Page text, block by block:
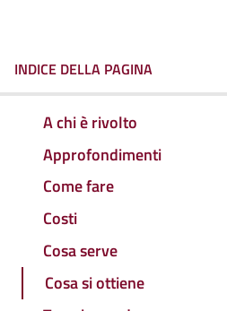
INDICE DELLA PAGINA
A chi è rivolto
Approfondimenti
Come fare
Costi
Cosa serve
Cosa si ottiene